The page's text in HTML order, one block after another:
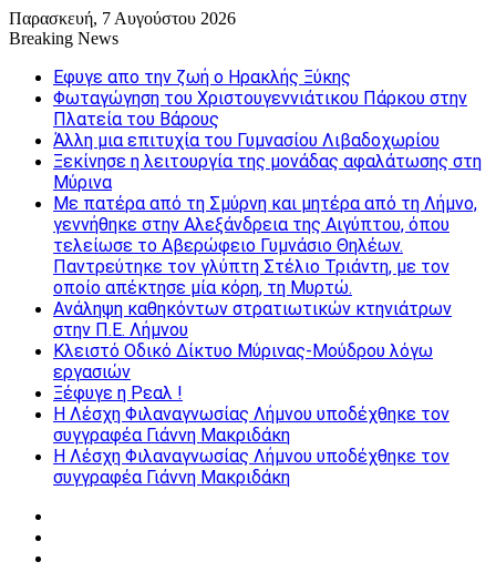
Παρασκευή, 7 Αυγούστου 2026
Breaking News
Εφυγε απο την ζωή o Ηρακλής Ξύκης
Φωταγώγηση του Χριστουγεννιάτικου Πάρκου στην
Πλατεία του Βάρους
Άλλη μια επιτυχία του Γυμνασίου Λιβαδοχωρίου
Ξεκίνησε η λειτουργία της μονάδας αφαλάτωσης στη
Μύρινα
Με πατέρα από τη Σμύρνη και μητέρα από τη Λήμνο,
γεννήθηκε στην Αλεξάνδρεια της Αιγύπτου, όπου
τελείωσε το Αβερώφειο Γυμνάσιο Θηλέων.
Παντρεύτηκε τον γλύπτη Στέλιο Τριάντη, με τον
οποίο απέκτησε μία κόρη, τη Μυρτώ.
Ανάληψη καθηκόντων στρατιωτικών κτηνιάτρων
στην Π.Ε. Λήμνου
Κλειστό Οδικό Δίκτυο Μύρινας-Μούδρου λόγω
εργασιών
Ξέφυγε η Ρεαλ !
Η Λέσχη Φιλαναγνωσίας Λήμνου υποδέχθηκε τον
συγγραφέα Γιάννη Μακριδάκη
Η Λέσχη Φιλαναγνωσίας Λήμνου υποδέχθηκε τον
συγγραφέα Γιάννη Μακριδάκη